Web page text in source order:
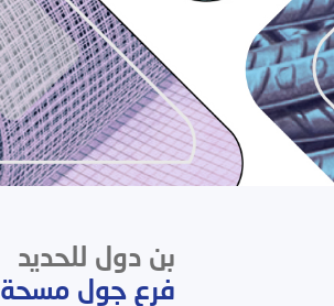
بن دول للحديد
فرع جول مسحة